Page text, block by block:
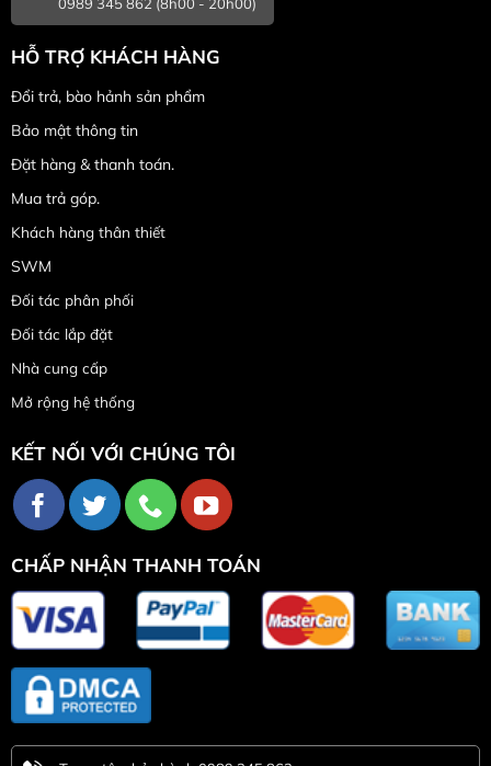
HỖ TRỢ KHÁCH HÀNG
Đổi trả, bào hảnh sản phẩm
Bảo mật thông tin
Đặt hàng & thanh toán.
Mua trả góp.
Khách hàng thân thiết
SWM
Đối tác phân phối
Đối tác lắp đặt
Nhà cung cấp
Mở rộng hệ thống
KẾT NỐI VỚI CHÚNG TÔI
CHẤP NHẬN THANH TOÁN